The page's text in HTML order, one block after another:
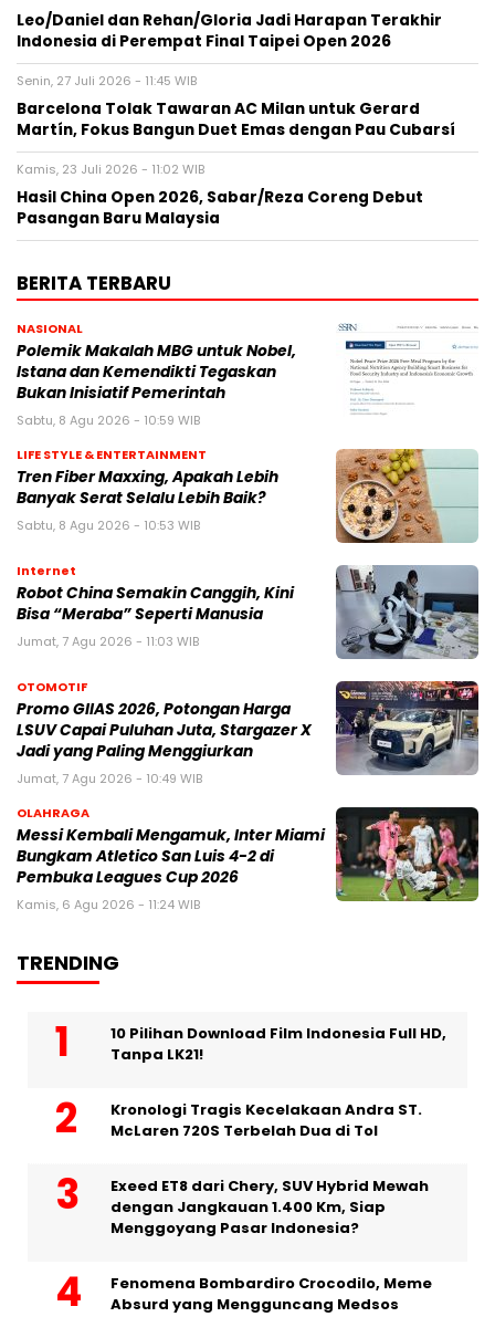
Leo/Daniel dan Rehan/Gloria Jadi Harapan Terakhir
Indonesia di Perempat Final Taipei Open 2026
Senin, 27 Juli 2026 - 11:45 WIB
Barcelona Tolak Tawaran AC Milan untuk Gerard
Martín, Fokus Bangun Duet Emas dengan Pau Cubarsí
Kamis, 23 Juli 2026 - 11:02 WIB
Hasil China Open 2026, Sabar/Reza Coreng Debut
Pasangan Baru Malaysia
BERITA TERBARU
NASIONAL
Polemik Makalah MBG untuk Nobel,
Istana dan Kemendikti Tegaskan
Bukan Inisiatif Pemerintah
Sabtu, 8 Agu 2026 - 10:59 WIB
LIFE STYLE & ENTERTAINMENT
Tren Fiber Maxxing, Apakah Lebih
Banyak Serat Selalu Lebih Baik?
Sabtu, 8 Agu 2026 - 10:53 WIB
Internet
Robot China Semakin Canggih, Kini
Bisa “Meraba” Seperti Manusia
Jumat, 7 Agu 2026 - 11:03 WIB
OTOMOTIF
Promo GIIAS 2026, Potongan Harga
LSUV Capai Puluhan Juta, Stargazer X
Jadi yang Paling Menggiurkan
Jumat, 7 Agu 2026 - 10:49 WIB
OLAHRAGA
Messi Kembali Mengamuk, Inter Miami
Bungkam Atletico San Luis 4-2 di
Pembuka Leagues Cup 2026
Kamis, 6 Agu 2026 - 11:24 WIB
TRENDING
10 Pilihan Download Film Indonesia Full HD,
Tanpa LK21!
Kronologi Tragis Kecelakaan Andra ST.
McLaren 720S Terbelah Dua di Tol
Exeed ET8 dari Chery, SUV Hybrid Mewah
dengan Jangkauan 1.400 Km, Siap
Menggoyang Pasar Indonesia?
Fenomena Bombardiro Crocodilo, Meme
Absurd yang Mengguncang Medsos